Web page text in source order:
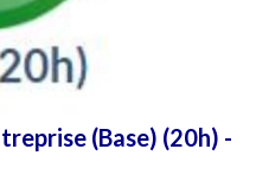
(Base) (20h) -